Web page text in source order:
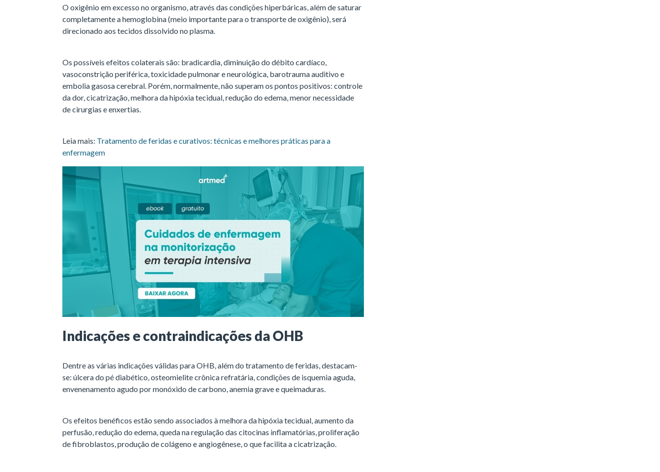
O oxigênio em excesso no organismo, através das condições hiperbáricas, além de saturar
completamente a hemoglobina (meio importante para o transporte de oxigênio), será
direcionado aos tecidos dissolvido no plasma.
Os possíveis efeitos colaterais são: bradicardia, diminuição do débito cardíaco,
vasoconstrição periférica, toxicidade pulmonar e neurológica, barotrauma auditivo e
embolia gasosa cerebral. Porém, normalmente, não superam os pontos positivos: controle
da dor, cicatrização, melhora da hipóxia tecidual, redução do edema, menor necessidade
de cirurgias e enxertias.
Leia mais: Tratamento de feridas e curativos: técnicas e melhores práticas para a
enfermagem
Indicações e contraindicações da OHB
Dentre as várias indicações válidas para OHB, além do tratamento de feridas, destacam-
se: úlcera do pé diabético, osteomielite crônica refratária, condições de isquemia aguda,
envenenamento agudo por monóxido de carbono, anemia grave e queimaduras.
Os efeitos benéficos estão sendo associados à melhora da hipóxia tecidual, aumento da
perfusão, redução do edema, queda na regulação das citocinas inflamatórias, proliferação
de fibroblastos, produção de colágeno e angiogênese, o que facilita a cicatrização.